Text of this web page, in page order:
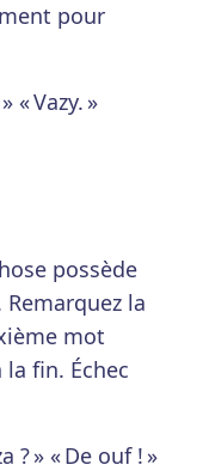
pour
« Vazy. »
possède
la
mot
fin. Échec
? » « De ouf ! »